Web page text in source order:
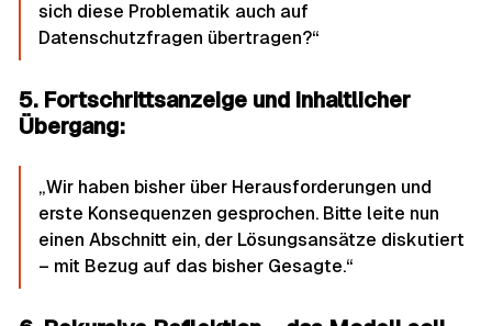
sich diese Problematik auch auf
Datenschutzfragen übertragen?“
5. Fortschrittsanzeige und inhaltlicher
Übergang:
„Wir haben bisher über Herausforderungen und
erste Konsequenzen gesprochen. Bitte leite nun
einen Abschnitt ein, der Lösungsansätze diskutiert
– mit Bezug auf das bisher Gesagte.“